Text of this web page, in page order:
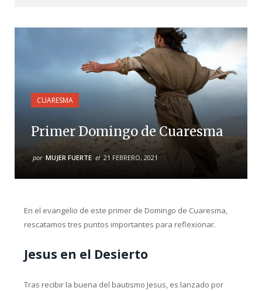
CUARESMA
Primer Domingo de Cuaresma
por MUJER FUERTE el 21 FEBRERO, 2021
En el evangelio de este primer de Domingo de Cuaresma,
rescatamos tres puntos importantes para reflexionar.
Jesus en el Desierto
Tras recibir la buena del bautismo Jesus, es lanzado por